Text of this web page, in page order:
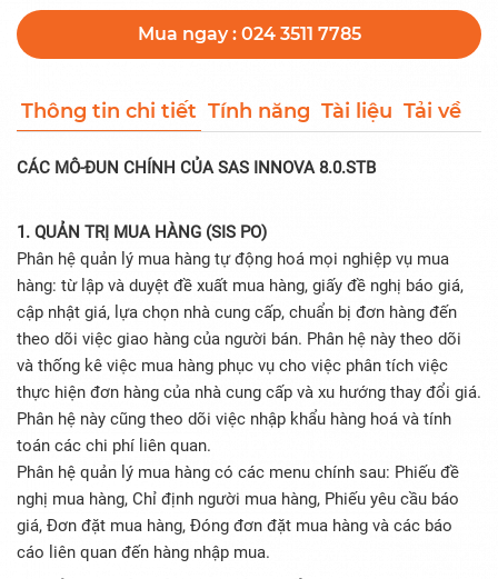
Mua ngay : 024 3511 7785
Thông tin chi tiết Tính năng Tài liệu Tải về
CÁC MÔ-ĐUN CHÍNH CỦA SAS INNOVA 8.0.STB
1. QUẢN TRỊ MUA HÀNG (SIS PO)
Phân hệ quản lý mua hàng tự động hoá mọi nghiệp vụ mua
hàng: từ lập và duyệt đề xuất mua hàng, giấy đề nghị báo giá,
cập nhật giá, lựa chọn nhà cung cấp, chuẩn bị đơn hàng đến
theo dõi việc giao hàng của người bán. Phân hệ này theo dõi
và thống kê việc mua hàng phục vụ cho việc phân tích việc
thực hiện đơn hàng của nhà cung cấp và xu hướng thay đổi giá.
Phân hệ này cũng theo dõi việc nhập khẩu hàng hoá và tính
toán các chi phí liên quan.
Phân hệ quản lý mua hàng có các menu chính sau: Phiếu đề
nghị mua hàng, Chỉ định người mua hàng, Phiếu yêu cầu báo
giá, Đơn đặt mua hàng, Đóng đơn đặt mua hàng và các báo
cáo liên quan đến hàng nhập mua.